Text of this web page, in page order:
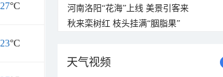
27°C
23°C
河南洛阳“花海”上线 美景引客来
秋来栾树红 枝头挂满“胭脂果”
天气视频